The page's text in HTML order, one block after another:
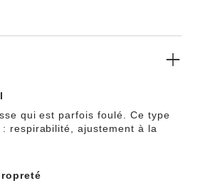
lui confère une magnifique
qui est parfois foulé. Ce type
respirabilité, ajustement à la